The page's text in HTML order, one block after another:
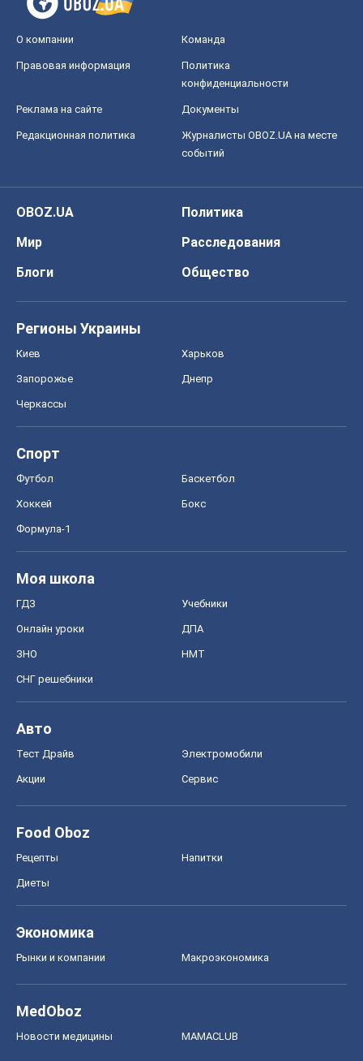
О компании Команда
Правовая информация
Политика
конфиденциальности
Реклама на сайте Документы
Редакционная политика
Журналисты OBOZ.UA на месте
событий
OBOZ.UA
Политика
Мир
Расследования
Блоги
Общество
Регионы Украины
Киев Харьков
Запорожье Днепр
Черкассы
Спорт
Футбол Баскетбол
Хоккей Бокс
Формула-1
Моя школа
ГДЗ Учебники
Онлайн уроки ДПА
ЗНО НМТ
СНГ решебники
Авто
Тест Драйв Электромобили
Акции Сервис
Food Oboz
Рецепты Напитки
Диеты
Экономика
Рынки и компании Mакроэкономика
MedOboz
Новости медицины MAMACLUB